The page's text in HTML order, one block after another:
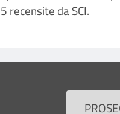
recensite da SCI.